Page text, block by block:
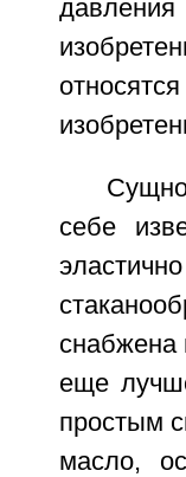
себе
снабжена
еще
простым
масло,